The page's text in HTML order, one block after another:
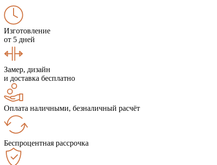
Изготовление
от 5 дней
Замер, дизайн
и доставка бесплатно
Оплата наличными, безналичный расчёт
Беспроцентная рассрочка